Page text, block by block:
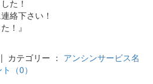
た！
絡下さい！
！』
テゴリー ： アンシンサービス名
（0）